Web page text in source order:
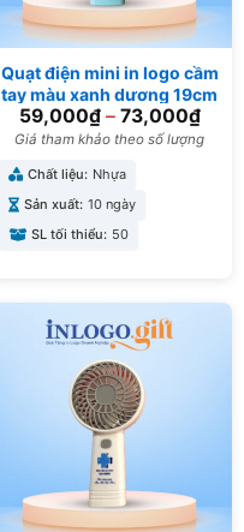
Quạt điện mini in logo cầm
tay màu xanh dương 19cm
QD-03
59,000₫– 73,000₫
Giá tham khảo theo số lượng
Chất liệu: Nhựa
Sản xuất: 10 ngày
SL tối thiểu: 50